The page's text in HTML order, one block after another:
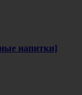
напитки]